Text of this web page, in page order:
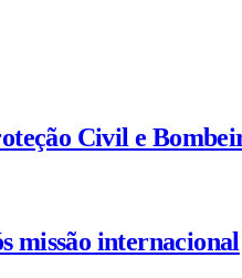
Civil e
missão internacional